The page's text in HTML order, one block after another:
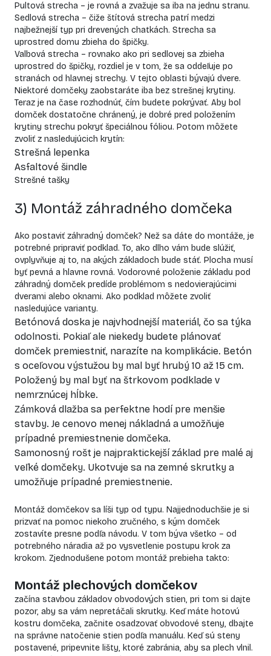
Pultová strecha – je rovná a zvažuje sa iba na jednu stranu.
Sedlová strecha – čiže štítová strecha patrí medzi
najbežnejší typ pri drevených chatkách. Strecha sa
uprostred domu zbieha do špičky.
Valbová strecha – rovnako ako pri sedlovej sa zbieha
uprostred do špičky, rozdiel je v tom, že sa oddeľuje po
stranách od hlavnej strechy. V tejto oblasti bývajú dvere.
Niektoré domčeky zaobstaráte iba bez strešnej krytiny.
Teraz je na čase rozhodnúť, čím budete pokrývať. Aby bol
domček dostatočne chránený, je dobré pred položením
krytiny strechu pokryť špeciálnou fóliou. Potom môžete
zvoliť z nasledujúcich krytín:
Strešná lepenka
Asfaltové šindle
Strešné tašky
3) Montáž záhradného domčeka
Ako postaviť záhradný domček? Než sa dáte do montáže, je
potrebné pripraviť podklad. To, ako dlho vám bude slúžiť,
ovplyvňuje aj to, na akých základoch bude stáť. Plocha musí
byť pevná a hlavne rovná. Vodorovné položenie základu pod
záhradný domček predíde problémom s nedovierajúcimi
dverami alebo oknami. Ako podklad môžete zvoliť
nasledujúce varianty.
Betónová doska je najvhodnejší materiál, čo sa týka
odolnosti. Pokiaľ ale niekedy budete plánovať
domček premiestniť, narazíte na komplikácie. Betón
s oceľovou výstužou by mal byť hrubý 10 až 15 cm.
Položený by mal byť na štrkovom podklade v
nemrznúcej hĺbke.
Zámková dlažba sa perfektne hodí pre menšie
stavby. Je cenovo menej nákladná a umožňuje
prípadné premiestnenie domčeka.
Samonosný rošt je najpraktickejší základ pre malé aj
veľké domčeky. Ukotvuje sa na zemné skrutky a
umožňuje prípadné premiestnenie.
Montáž domčekov sa líši typ od typu. Najjednoduchšie je si
prizvať na pomoc niekoho zručného, s kým domček
zostavíte presne podľa návodu. V tom býva všetko – od
potrebného náradia až po vysvetlenie postupu krok za
krokom. Zjednodušene potom montáž prebieha takto:
Montáž plechových domčekov
začína stavbou základov obvodových stien, pri tom si dajte
pozor, aby sa vám nepretáčali skrutky. Keď máte hotovú
kostru domčeka, začnite osadzovať obvodové steny, dbajte
na správne natočenie stien podľa manuálu. Keď sú steny
postavené, pripevnite lišty, ktoré zabránia, aby sa plech vlnil.